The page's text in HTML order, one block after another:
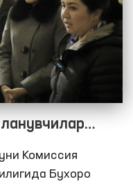
Комиссия
Бухоро